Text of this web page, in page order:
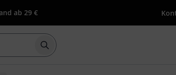
ab 29 €
Suche mit Suchwort {searchTerm}